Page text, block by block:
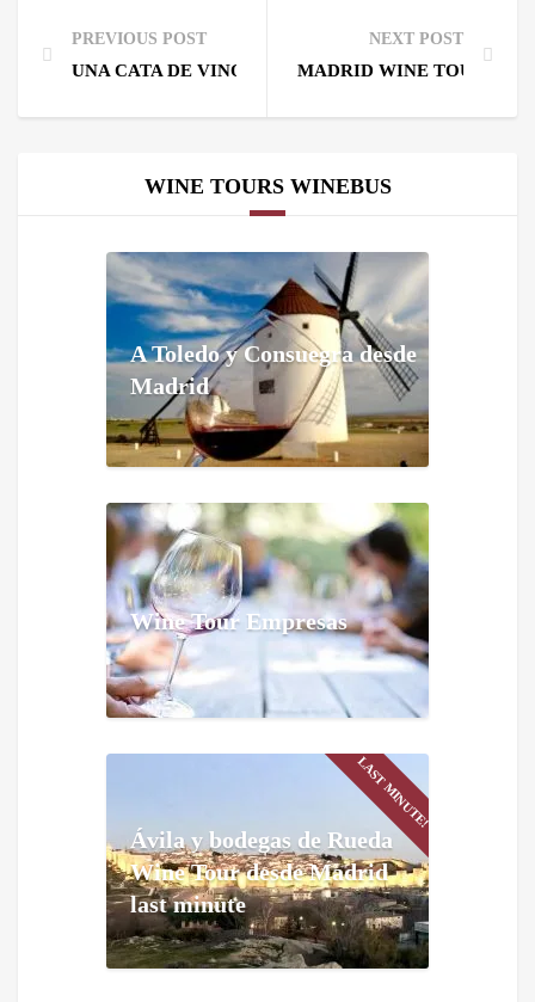
PREVIOUS POST
UNA CATA DE VINOS EN UNA BODEGA
NEXT POST
MADRID WINE TOURS
WINE TOURS WINEBUS
A Toledo y Consuegra desde
Madrid
Wine Tour Empresas
LAST MINUTE!
Ávila y bodegas de Rueda
Wine Tour desde Madrid
last minute